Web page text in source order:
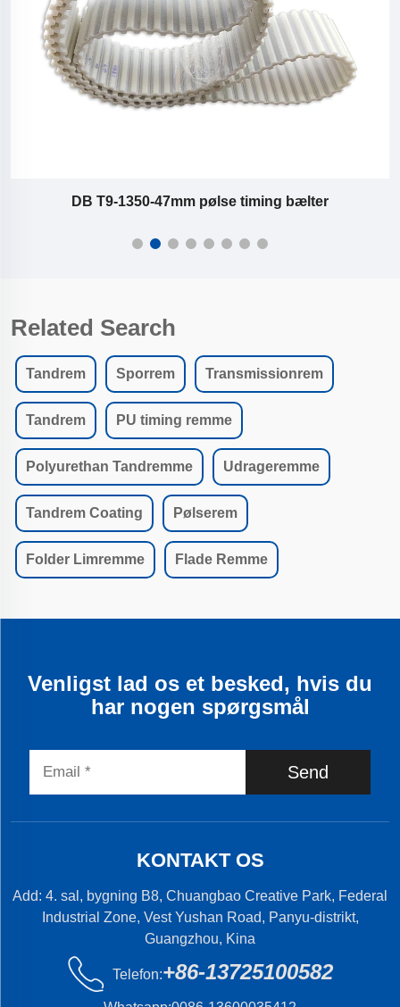
DB T9-1350-47mm pølse timing bælter
Related Search
Tandrem Sporrem Transmissionrem
Tandrem PU timing remme
Polyurethan Tandremme Udrageremme
Tandrem Coating Pølserem
Folder Limremme Flade Remme
Venligst lad os et besked, hvis du
har nogen spørgsmål
Send
KONTAKT OS
Add: 4. sal, bygning B8, Chuangbao Creative Park, Federal
Industrial Zone, Vest Yushan Road, Panyu-distrikt,
Guangzhou, Kina
Telefon:+86-13725100582